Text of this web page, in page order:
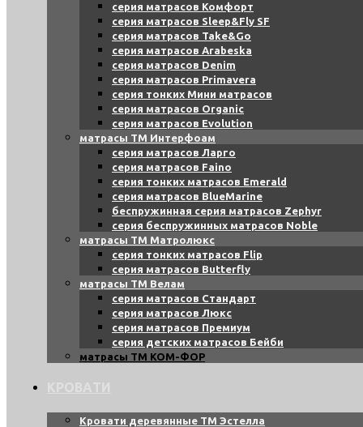
серия матрасов Комфорт
серия матрасов Sleep&Fly SF
серия матрасов Take&Go
серия матрасов Arabeska
серия матрасов Denim
серия матрасов Primavera
серия тонких Мини матрасов
серия матрасов Organic
серия матрасов Evolution
матрасы ТМ Интерфоам
серия матрасов Ларго
серия матрасов Faino
серия тонких матрасов Emerald
серия матрасов BlueMarine
беспружинная серия матрасов Zephyr
серия беспружинных матрасов Noble
матрасы ТМ Матролюкс
серия тонких матрасов Flip
серия матрасов Butterfly
матрасы ТМ Велам
серия матрасов Стандарт
серия матрасов Люкс
серия матрасов Премиум
серия детских матрасов Бейби
матрасы ТМ КОМ-ФОР
Кровати деревянные ТМ Эстелла